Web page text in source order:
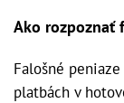
Ako rozpoznať
Falošné
platbách v